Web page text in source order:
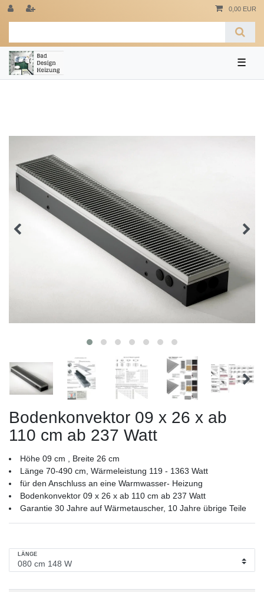
0,00 EUR
☰
Bodenkonvektor 09 x 26 x ab
110 cm ab 237 Watt
Höhe 09 cm , Breite 26 cm
Länge 70-490 cm, Wärmeleistung 119 - 1363 Watt
für den Anschluss an eine Warmwasser- Heizung
Bodenkonvektor 09 x 26 x ab 110 cm ab 237 Watt
Garantie 30 Jahre auf Wärmetauscher, 10 Jahre übrige Teile
LÄNGE